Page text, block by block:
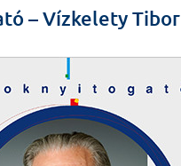
– Vízkelety Tibor